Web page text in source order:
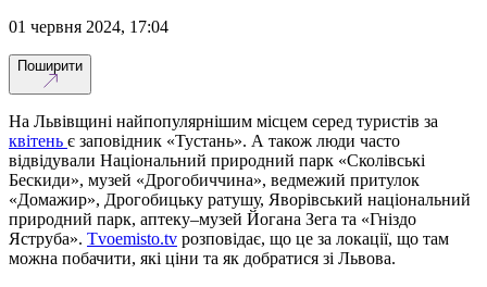
01 червня 2024, 17:04
Поширити
На Львівщині найпопулярнішим місцем серед туристів за
квітень є заповідник «Тустань». А також люди часто
відвідували Національний природний парк «Сколівські
Бескиди», музей «Дрогобиччина», ведмежий притулок
«Домажир», Дрогобицьку ратушу, Яворівський національний
природний парк, аптеку–музей Йогана Зега та «Гніздо
Яструба». Tvoemisto.tv розповідає, що це за локації, що там
можна побачити, які ціни та як добратися зі Львова.